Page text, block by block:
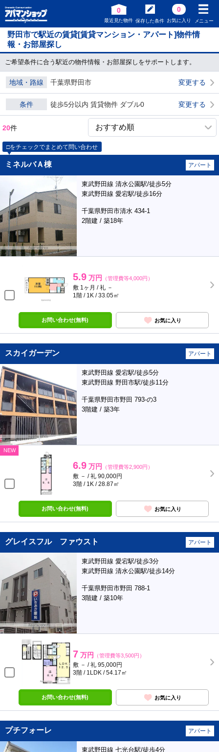
0
最近見た物件 保存した条件
0
お気に入り メニュー
野田市で駅近の賃貸[賃貸マンション・アパート]物件情
報・お部屋探し
ご希望条件に合う駅近の物件情報・お部屋探しをサポートします。
地域・路線 千葉県野田市 変更する
条件 徒歩5分以内 賃貸物件 ダブル0 変更する
20件
□をチェックでまとめて問い合わせ
ミネルバＡ棟 アパート
東武野田線 清水公園駅/徒歩5分
東武野田線 愛宕駅/徒歩16分
千葉県野田市清水 434-1
2階建 / 築18年
5.9 万円 （管理費等4,000円）
敷 1ヶ月 / 礼 －
1階 / 1K / 33.05㎡
お問い合わせ(無料) お気に入り
スカイガーデン アパート
東武野田線 愛宕駅/徒歩5分
東武野田線 野田市駅/徒歩11分
千葉県野田市野田 793-の3
3階建 / 築3年
NEW
6.9 万円 （管理費等2,900円）
敷 － / 礼 90,000円
3階 / 1K / 28.87㎡
お問い合わせ(無料) お気に入り
グレイスフル ファウスト アパート
東武野田線 愛宕駅/徒歩3分
東武野田線 清水公園駅/徒歩14分
千葉県野田市野田 788-1
3階建 / 築10年
7 万円 （管理費等3,500円）
敷 － / 礼 95,000円
3階 / 1LDK / 54.17㎡
お問い合わせ(無料) お気に入り
プチフォーレ アパート
東武野田線 七光台駅/徒歩4分